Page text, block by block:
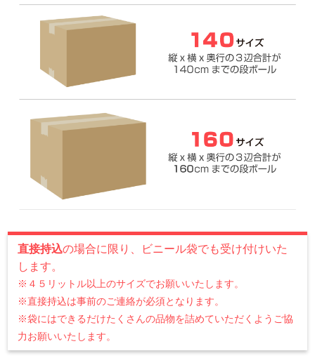
直接持込の場合に限り、ビニール袋でも受け付けいた
します。
※４５リットル以上のサイズでお願いいたします。
※直接持込は事前のご連絡が必須となります。
※袋にはできるだけたくさんの品物を詰めていただくようご協
力お願いいたします。